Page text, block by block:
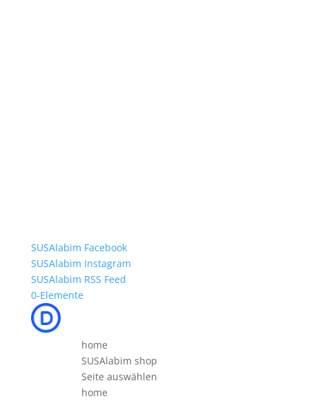
SUSAlabim Facebook
SUSAlabim Instagram
SUSAlabim RSS Feed
0-Elemente
home
SUSAlabim shop
Seite auswählen
home